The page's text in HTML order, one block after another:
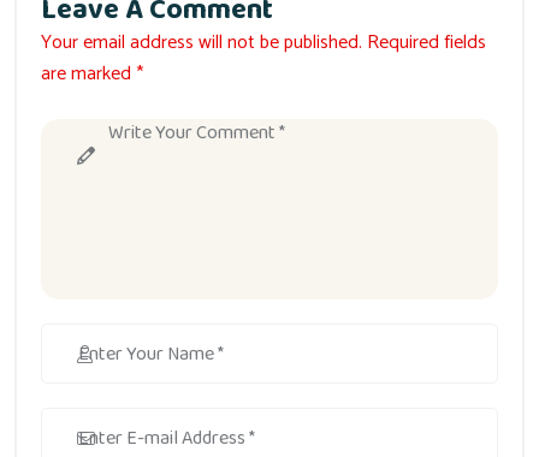
Leave A Comment
Your email address will not be published. Required fields
are marked *